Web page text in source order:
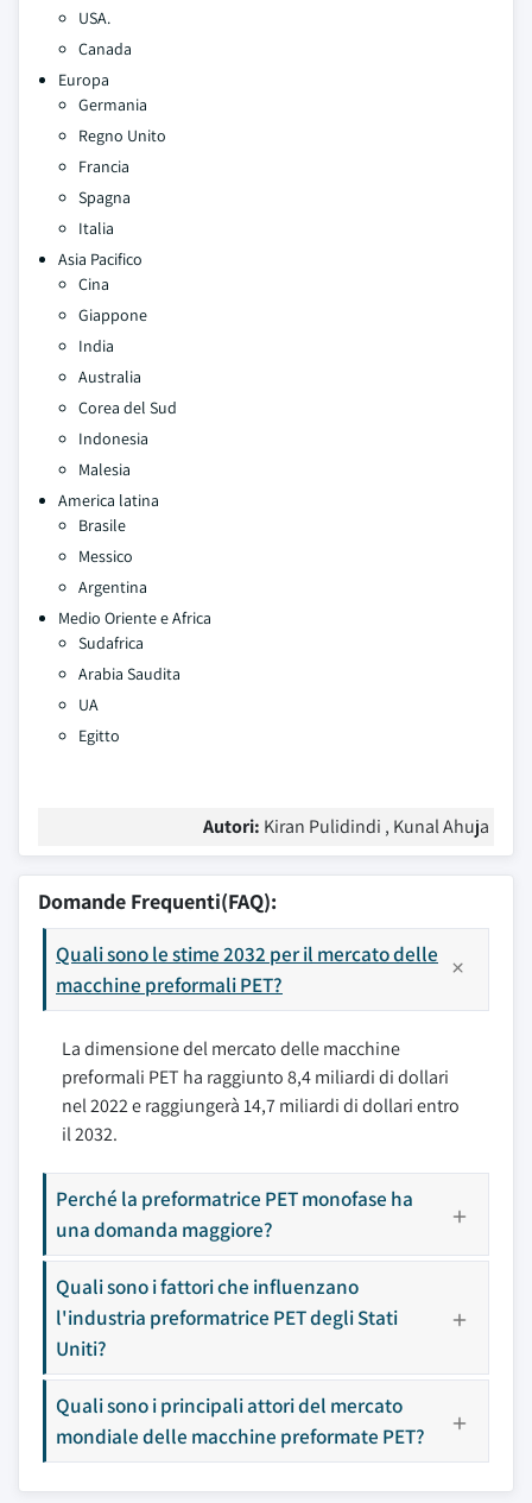
USA.
Canada
Europa
Germania
Regno Unito
Francia
Spagna
Italia
Asia Pacifico
Cina
Giappone
India
Australia
Corea del Sud
Indonesia
Malesia
America latina
Brasile
Messico
Argentina
Medio Oriente e Africa
Sudafrica
Arabia Saudita
UA
Egitto
Autori: Kiran Pulidindi , Kunal Ahuja
Domande Frequenti(FAQ):
Quali sono le stime 2032 per il mercato delle
macchine preformali PET?
La dimensione del mercato delle macchine
preformali PET ha raggiunto 8,4 miliardi di dollari
nel 2022 e raggiungerà 14,7 miliardi di dollari entro
il 2032.
Perché la preformatrice PET monofase ha
una domanda maggiore?
Quali sono i fattori che influenzano
l'industria preformatrice PET degli Stati
Uniti?
Quali sono i principali attori del mercato
mondiale delle macchine preformate PET?